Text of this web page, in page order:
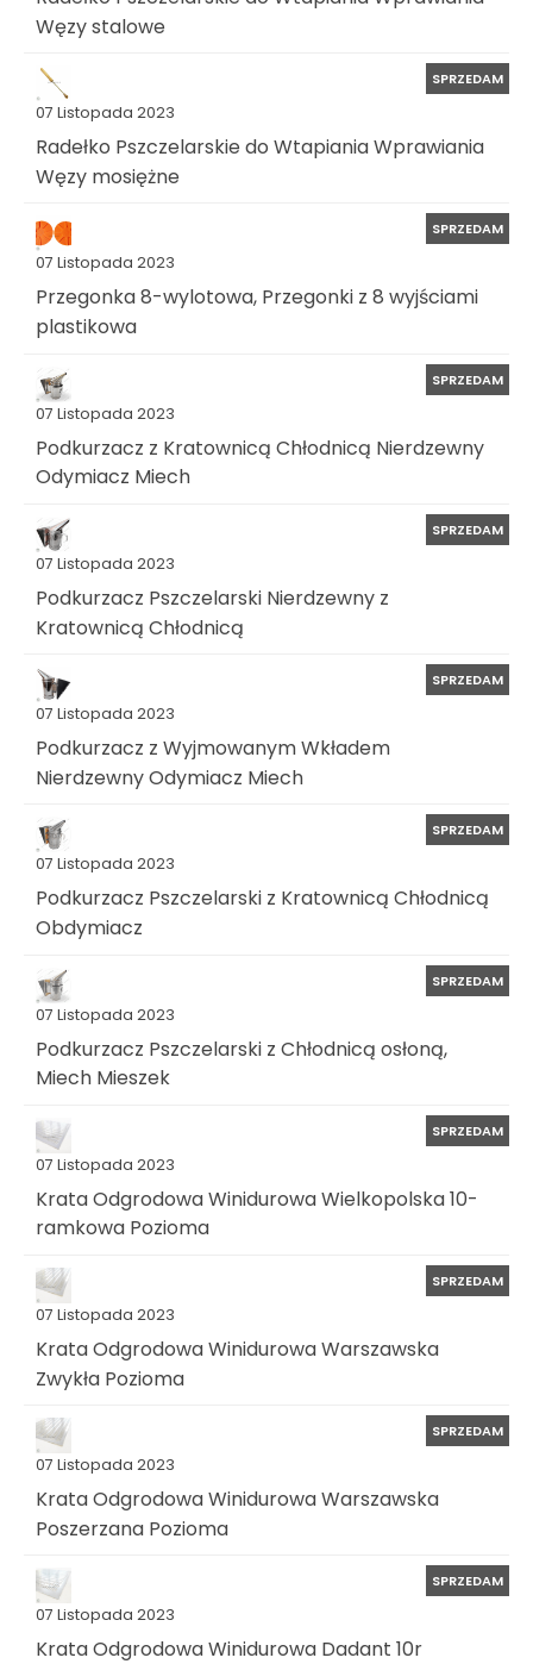
Węzy stalowe
07 Listopada 2023
SPRZEDAM
Radełko Pszczelarskie do Wtapiania Wprawiania
Węzy mosiężne
07 Listopada 2023
SPRZEDAM
Przegonka 8-wylotowa, Przegonki z 8 wyjściami
plastikowa
07 Listopada 2023
SPRZEDAM
Podkurzacz z Kratownicą Chłodnicą Nierdzewny
Odymiacz Miech
07 Listopada 2023
SPRZEDAM
Podkurzacz Pszczelarski Nierdzewny z
Kratownicą Chłodnicą
07 Listopada 2023
SPRZEDAM
Podkurzacz z Wyjmowanym Wkładem
Nierdzewny Odymiacz Miech
07 Listopada 2023
SPRZEDAM
Podkurzacz Pszczelarski z Kratownicą Chłodnicą
Obdymiacz
07 Listopada 2023
SPRZEDAM
Podkurzacz Pszczelarski z Chłodnicą osłoną,
Miech Mieszek
07 Listopada 2023
SPRZEDAM
Krata Odgrodowa Winidurowa Wielkopolska 10-
ramkowa Pozioma
07 Listopada 2023
SPRZEDAM
Krata Odgrodowa Winidurowa Warszawska
Zwykła Pozioma
07 Listopada 2023
SPRZEDAM
Krata Odgrodowa Winidurowa Warszawska
Poszerzana Pozioma
07 Listopada 2023
SPRZEDAM
Krata Odgrodowa Winidurowa Dadant 10r